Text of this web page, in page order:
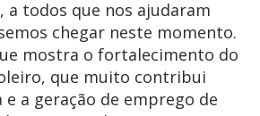
a todos que nos ajudaram
chegar neste momento.
mostra o fortalecimento do
que muito contribui
e a geração de emprego de